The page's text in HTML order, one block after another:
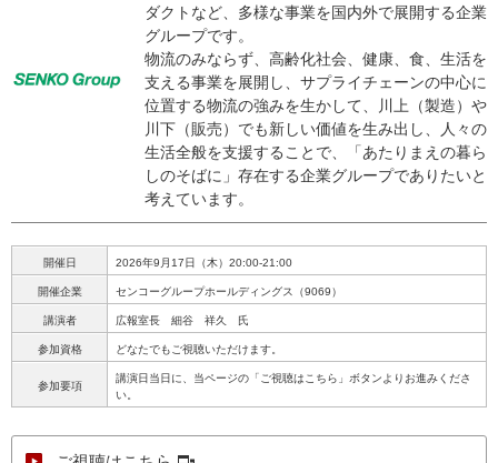
ダクトなど、多様な事業を国内外で展開する企業
グループです。
物流のみならず、高齢化社会、健康、食、生活を
支える事業を展開し、サプライチェーンの中心に
位置する物流の強みを生かして、川上（製造）や
川下（販売）でも新しい価値を生み出し、人々の
生活全般を支援することで、「あたりまえの暮ら
しのそばに」存在する企業グループでありたいと
考えています。
開催日 2026年9月17日（木）20:00-21:00
開催企業 センコーグループホールディングス（9069）
講演者 広報室長 細谷 祥久 氏
参加資格 どなたでもご視聴いただけます。
参加要項
講演日当日に、当ページの「ご視聴はこちら」ボタンよりお進みくださ
い。